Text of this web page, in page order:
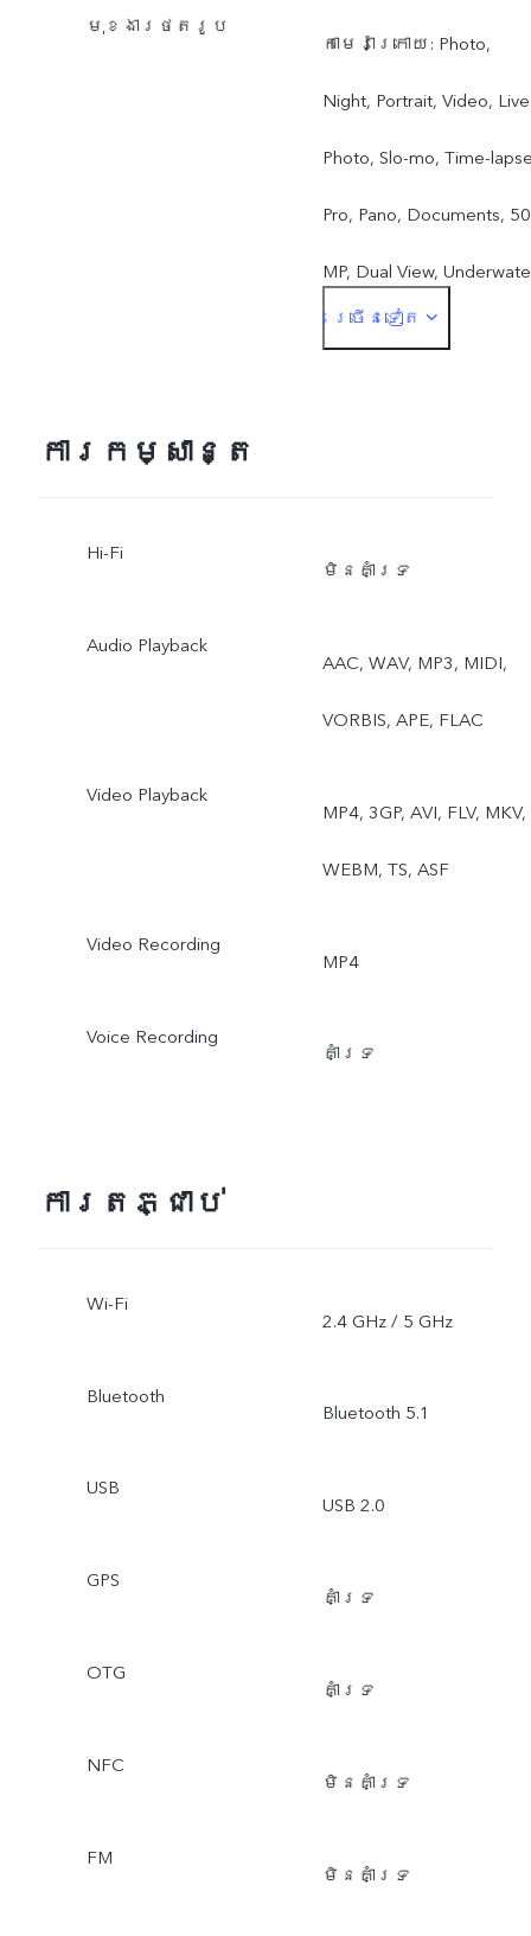
មុខងារថតរូប
កាមេរ៉ាក្រោយ: Photo,
Night, Portrait, Video, Live
Photo, Slo-mo, Time-
Pro, Pano, Documents, 50
MP, Dual View,
Photography
ច្រើនទៀត
ការកម្សាន្ត
Hi-Fi
មិនគាំទ្រ
Audio Playback
AAC, WAV, MP3, MIDI,
VORBIS, APE, FLAC
Video Playback
MP4, 3GP, AVI, FLV, MKV,
WEBM, TS, ASF
Video Recording
MP4
Voice Recording
គាំទ្រ
ការតភ្ជាប់
Wi-Fi
2.4 GHz / 5 GHz
Bluetooth
Bluetooth 5.1
USB
USB 2.0
GPS
គាំទ្រ
OTG
គាំទ្រ
NFC
មិនគាំទ្រ
FM
មិនគាំទ្រ